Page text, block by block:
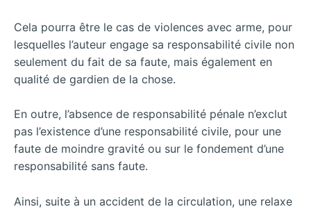
Cela pourra être le cas de violences avec arme, pour
lesquelles l’auteur engage sa responsabilité civile non
seulement du fait de sa faute, mais également en
qualité de gardien de la chose.
En outre, l’absence de responsabilité pénale n’exclut
pas l’existence d’une responsabilité civile, pour une
faute de moindre gravité ou sur le fondement d’une
responsabilité sans faute.
Ainsi, suite à un accident de la circulation, une relaxe